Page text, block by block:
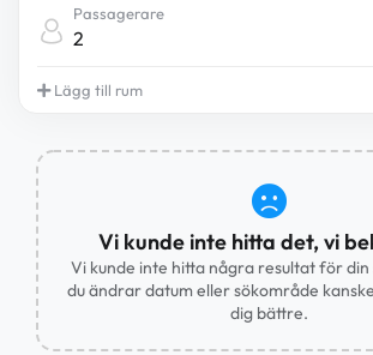
Passagerare
2
Lägg till rum
Vi kunde inte hitta det, vi
Vi kunde inte hitta några resultat för din
du ändrar datum eller sökområde
dig bättre.